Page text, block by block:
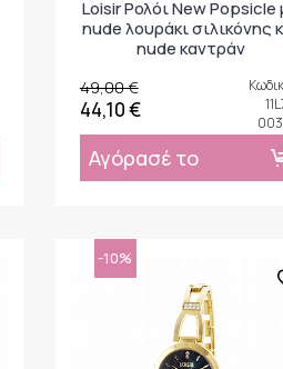
Loisir Ρολόι New Popsicle
nude λουράκι σιλικόνης
nude καντράν
49,00 €
44,10 €
Αγόρασέ το
-10%